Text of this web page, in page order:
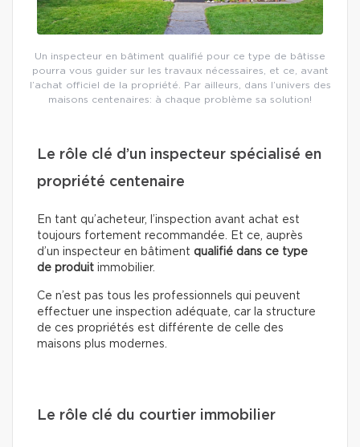
Un inspecteur en bâtiment qualifié pour ce type de bâtisse
pourra vous guider sur les travaux nécessaires, et ce, avant
l’achat officiel de la propriété. Par ailleurs, dans l’univers des
maisons centenaires: à chaque problème sa solution!
Le rôle clé d’un inspecteur spécialisé en
propriété centenaire
En tant qu’acheteur, l’inspection avant achat est
toujours fortement recommandée. Et ce, auprès
d’un inspecteur en bâtiment qualifié dans ce type
de produit immobilier.
Ce n’est pas tous les professionnels qui peuvent
effectuer une inspection adéquate, car la structure
de ces propriétés est différente de celle des
maisons plus modernes.
Le rôle clé du courtier immobilier